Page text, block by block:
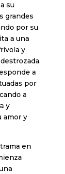
su
grandes
por su
a una
y
a
por
a
y
amor y
en